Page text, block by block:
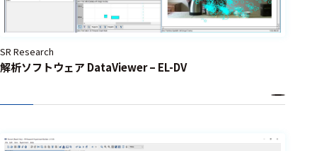
SR Research
解析ソフトウェア DataViewer – EL-DV